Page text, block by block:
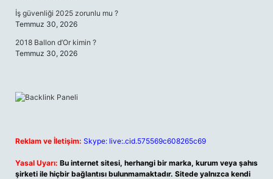
İş güvenliği 2025 zorunlu mu ?
Temmuz 30, 2026
2018 Ballon d’Or kimin ?
Temmuz 30, 2026
Reklam ve İletişim: Skype: live:.cid.575569c608265c69
Yasal Uyarı: Bu internet sitesi, herhangi bir marka, kurum veya şahıs
şirketi ile hiçbir bağlantısı bulunmamaktadır. Sitede yalnızca kendi